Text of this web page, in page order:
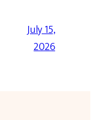
July 15,
2026